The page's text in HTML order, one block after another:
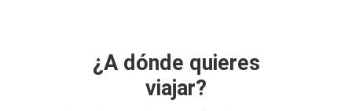
¿A dónde quieres
viajar?